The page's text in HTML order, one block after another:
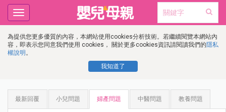
為提供您更多優質的內容，本網站使用cookies分析技術。若繼續閱覽本網站內
容，即表示您同意我們使用 cookies， 關於更多cookies資訊請閱讀我們的隱私
權說明 。
我知道了
Toggle
navigation
最新回覆 小兒問題 婦產問題 中醫問題 教養問題